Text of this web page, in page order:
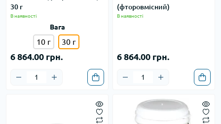
30 г
В наявності
Вага
10 г 30 г
6 864.00 грн.
(фторовмісний)
В наявності
6 864.00 грн.